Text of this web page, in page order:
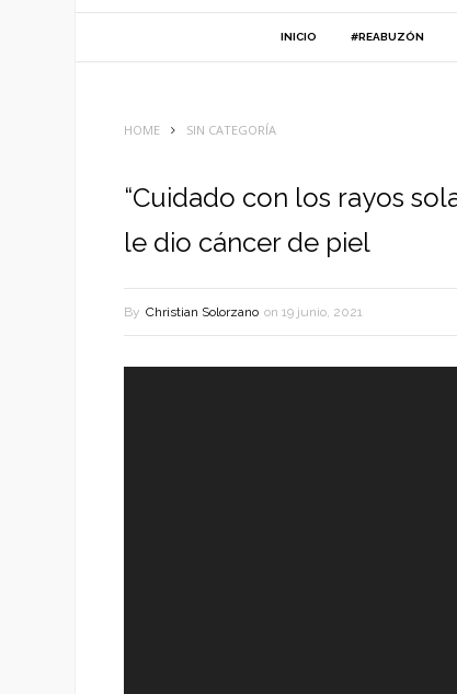
INICIO #REABUZÓN
HOME SIN CATEGORÍA
“Cuidado con los rayos
le dio cáncer de piel
By Christian Solorzano on 19 junio, 2021